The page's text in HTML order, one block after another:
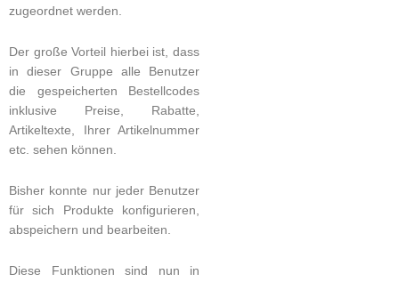
zugeordnet werden.
Der große Vorteil hierbei ist, dass
in dieser Gruppe alle Benutzer
die gespeicherten Bestellcodes
inklusive Preise, Rabatte,
Artikeltexte, Ihrer Artikelnummer
etc. sehen können.
Bisher konnte nur jeder Benutzer
für sich Produkte konfigurieren,
abspeichern und bearbeiten.
Diese Funktionen sind nun in